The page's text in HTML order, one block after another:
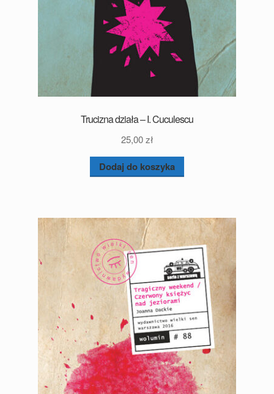
Trucizna działa – I. Cuculescu
25,00zł
Dodaj do koszyka